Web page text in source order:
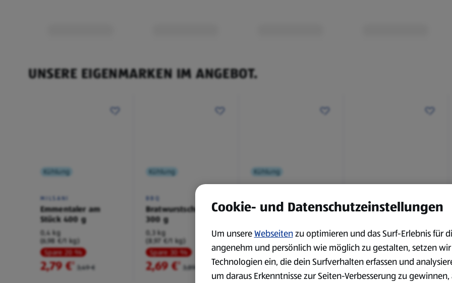
UNSERE EIGENMARKEN IM ANGEBOT.
Kühlung
MILSANI
Emmentaler am
Stück 400 g
0,4 kg
(6,98 €/1 kg)
Spare 20 %
2,79 €² 3,49 €
Kühlung
BBQ
Bratwurstschnecke
300 g
0,3 kg
(8,97 €/1 kg)
Spare 30 %
2,69 €² 3,89 €
Kühlung
Laugenbaguette mit
0,18 kg
(4,51 €/1 kg)
Spare 38 %
0,79 €² 1,29 €
Bianco Toscana IGT
0,75 l
Spare 20 %
2,79 €² 3,49 €
Cookie- und Datenschutzeinstellungen
Um unsereWebseitenzu optimieren und das Surf-Erlebnis für
angenehm und persönlich wie möglich zu gestalten, setzen wir
Technologien ein, die dein Surfverhalten erfassen und
um daraus Erkenntnisse zur Seiten-Verbesserung zu gewinnen,